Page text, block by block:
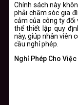
Chính sách này
phải chăm sóc gia
cảm của công ty đối
thể thiết lập quy
này, giúp nhân viên
cầu nghỉ phép.
Nghỉ Phép Cho